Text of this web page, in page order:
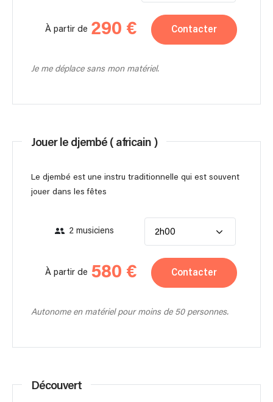
À partir de 290 € Contacter
Je me déplace sans mon matériel.
Jouer le djembé ( africain )
Le djembé est une instru traditionnelle qui est souvent
jouer dans les fêtes
2 musiciens 2h00
À partir de 580 € Contacter
Autonome en matériel pour moins de 50 personnes.
Découvert